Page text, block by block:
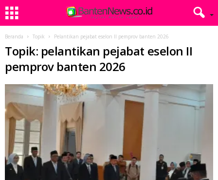
Beranda Topik Pelantikan pejabat eselon II pemprov banten 2026
Topik: pelantikan pejabat eselon II
pemprov banten 2026